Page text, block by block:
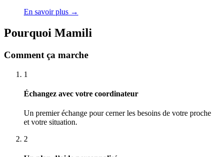
En savoir plus →
Pourquoi Mamili
Comment ça marche
1
Échangez avec votre coordinateur
Un premier échange pour cerner les besoins de votre proche
et votre situation.
2